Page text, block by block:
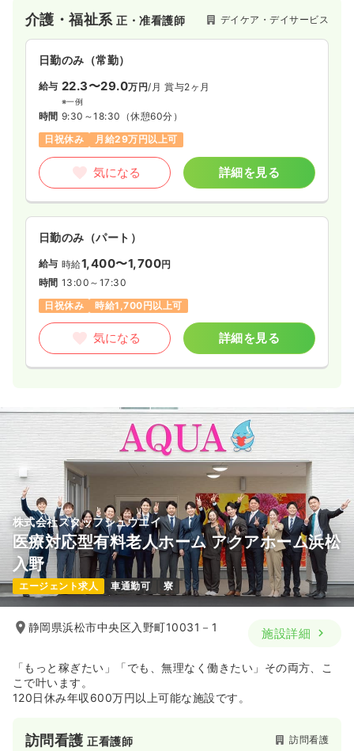
介護・福祉系正・准看護師 デイケア・デイサービス
日勤のみ（常勤）
給与 22.3〜29.0万円/月 賞与2ヶ月
※一例
時間 9:30～18:30 （休憩60分）
日祝休み
月給29万円以上可
気になる 詳細を見る
日勤のみ（パート）
給与 時給1,400〜1,700円
時間 13:00～17:30
日祝休み
時給1,700円以上可
気になる 詳細を見る
株式会社スタッフシュウエイ
医療対応型有料老人ホーム アクアホーム浜松
入野
エージェント求人 車通勤可 寮
静岡県浜松市中央区入野町10031－1 施設詳細
「もっと稼ぎたい」「でも、無理なく働きたい」その両方、こ
こで叶います。
120日休み年収600万円以上可能な施設です。
訪問看護正看護師 訪問看護